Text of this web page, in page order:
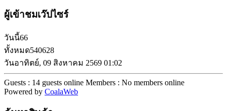
ผู้เข้าชมเว๊ปไซร์
วันนี้66
ทั้งหมด540628
วันอาทิตย์, 09 สิงหาคม 2569 01:02
Guests : 14 guests online Members : No members online
Powered by CoalaWeb